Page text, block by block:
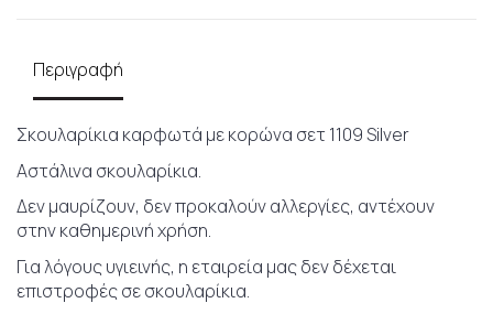
Περιγραφή
Σκουλαρίκια καρφωτά με κορώνα σετ 1109 Silver
Αστάλινα σκουλαρίκια.
Δεν μαυρίζουν, δεν προκαλούν αλλεργίες, αντέχουν
στην καθημερινή χρήση.
Για λόγους υγιεινής, η εταιρεία μας δεν δέχεται
επιστροφές σε σκουλαρίκια.